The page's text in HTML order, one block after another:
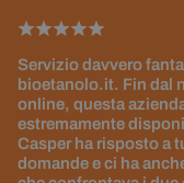
Servizio davvero
bioetanolo.it. Fin dal
online, questa
estremamente
Casper ha risposto a
domande e ci ha